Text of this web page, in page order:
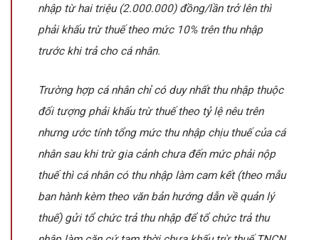
nhập từ hai triệu (2.000.000) đồng/lần trở lên thì
phải khấu trừ thuế theo mức 10% trên thu nhập
trước khi trả cho cá nhân.
Trường hợp cá nhân chỉ có duy nhất thu nhập thuộc
đối tượng phải khấu trừ thuế theo tỷ lệ nêu trên
nhưng ước tính tổng mức thu nhập chịu thuế của cá
nhân sau khi trừ gia cảnh chưa đến mức phải nộp
thuế thì cá nhân có thu nhập làm cam kết (theo mẫu
ban hành kèm theo văn bản hướng dẫn về quản lý
thuế) gửi tổ chức trả thu nhập để tổ chức trả thu